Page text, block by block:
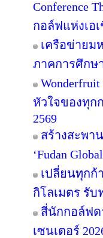
Conference
กอล์ฟแห่งเอ
เครือข่ายม
ภาคการศึกษ
หัวใจของทุก
2569
สร้างสะพา
‘Fudan
เปลี่ยนทุกก้
กิโลเมตร รั
สี่นักกอล์ฟด
เซนเตอร์